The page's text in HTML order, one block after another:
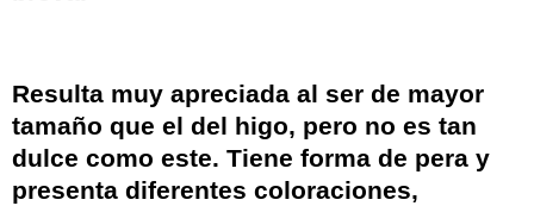
Resulta muy apreciada al ser de mayor
tamaño que el del higo, pero no es tan
dulce como este. Tiene forma de pera y
presenta diferentes coloraciones,